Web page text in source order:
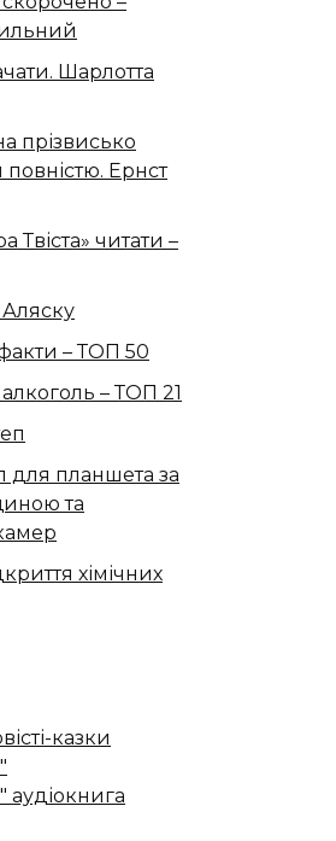
Шарлотта
прізвисько
Ернст
Твіста» читати –
Аляску
– ТОП 50
– ТОП 21
для планшета за
та
хімічних
казки
аудіокнига